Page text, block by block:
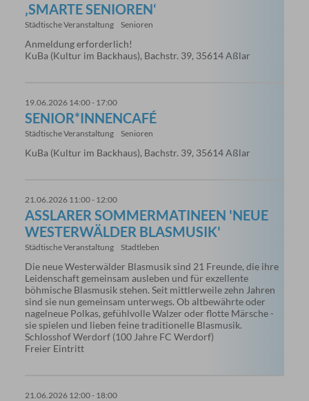
‚SMARTE SENIOREN‘
Städtische Veranstaltung Senioren
Anmeldung erforderlich!
KuBa (Kultur im Backhaus), Bachstr. 39, 35614 Aßlar
19.06.2026 14:00 - 17:00
SENIOR*INNENCAFÉ
Städtische Veranstaltung Senioren
KuBa (Kultur im Backhaus), Bachstr. 39, 35614 Aßlar
21.06.2026 11:00 - 12:00
ASSLARER SOMMERMATINEEN 'NEUE W
ESTERWÄLDER BLASMUSIK'
Städtische Veranstaltung Stadtleben
Die neue Westerwälder Blasmusik sind 21 Freunde, die ihre
Leidenschaft gemeinsam ausleben und für exzellente
böhmische Blasmusik stehen. Seit mittlerweile zehn Jahren
sind sie nun gemeinsam unterwegs. Ob altbewährte oder
nagelneue Polkas, gefühlvolle Walzer oder flotte Märsche -
sie spielen und lieben feine traditionelle Blasmusik.
Schlosshof Werdorf (100 Jahre FC Werdorf)
Freier Eintritt
21.06.2026 12:00 - 18:00